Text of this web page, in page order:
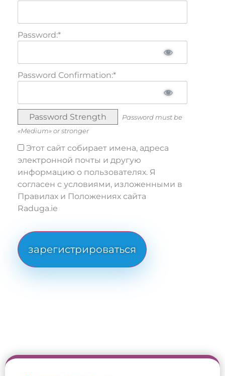
Password:*
Password Confirmation:*
Password Strength
Password must be
«Medium» or stronger
Этот сайт собирает имена, адреса
электронной почты и другую
информацию о пользователях. Я
согласен с условиями, изложенными в
Правилах и Положениях сайта
Raduga.ie
No val